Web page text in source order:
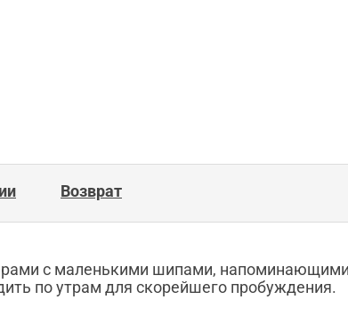
Возврат
с маленькими шипами,
по утрам для скорейшего пробуждения.